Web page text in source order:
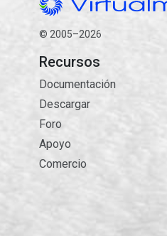
© 2005–2026
Recursos
Documentación
Descargar
Foro
Apoyo
Comercio